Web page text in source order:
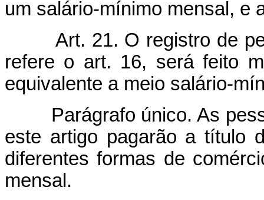
um salário-mínimo mensal, e
Art. 21. O registro de
refere o art. 16, será feito
equivalente a meio salário-
Parágrafo único. As
este artigo pagarão a título
diferentes formas de
mensal.